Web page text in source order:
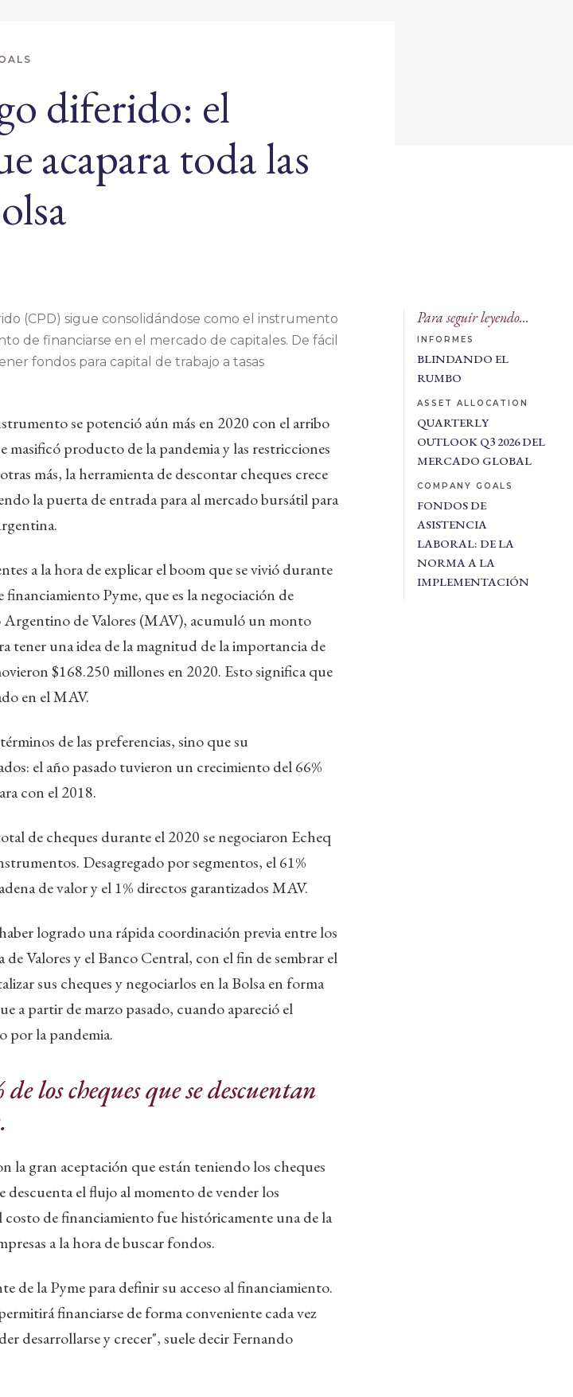
diferido: el
acapara toda las
(CPD) sigue consolidándose como el instrumento
de financiarse en el mercado de capitales. De fácil
fondos para capital de trabajo a tasas
se potenció aún más en 2020 con el arribo
masificó producto de la pandemia y las restricciones
más, la herramienta de descontar cheques crece
la puerta de entrada para al mercado bursátil para
a la hora de explicar el boom que se vivió durante
Pyme, que es la negociación de
Argentino de Valores (MAV), acumuló un monto
tener una idea de la magnitud de la importancia de
$168.250 millones en 2020. Esto significa que
en el MAV.
de las preferencias, sino que su
el año pasado tuvieron un crecimiento del 66%
con el 2018.
de cheques durante el 2020 se negociaron Echeq
Desagregado por segmentos, el 61%
de valor y el 1% directos garantizados MAV.
logrado una rápida coordinación previa entre los
Valores y el Banco Central, con el fin de sembrar el
sus cheques y negociarlos en la Bolsa en forma
a partir de marzo pasado, cuando apareció el
por la pandemia.
los cheques que se descuentan
la gran aceptación que están teniendo los cheques
descuenta el flujo al momento de vender los
de financiamiento fue históricamente una de la
a la hora de buscar fondos.
de la Pyme para definir su acceso al financiamiento.
financiarse de forma conveniente cada vez
desarrollarse y crecer", suele decir Fernando
Para seguir leyendo...
INFORMES
BLINDANDO EL
RUMBO
ASSET ALLOCATION
QUARTERLY
OUTLOOK Q3 2026 DEL
MERCADO GLOBAL
COMPANY GOALS
FONDOS DE
ASISTENCIA
LABORAL: DE LA
NORMA A LA
IMPLEMENTACIÓN